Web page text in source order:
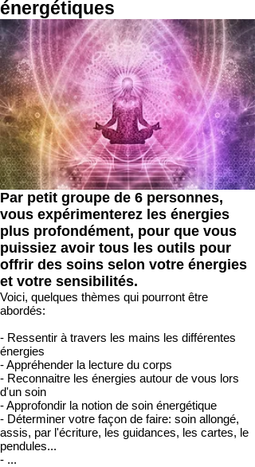
énergétiques
Par petit groupe de 6 personnes,
vous expérimenterez les énergies
plus profondément, pour que vous
puissiez avoir tous les outils pour
offrir des soins selon votre énergies
et votre sensibilités.
Voici, quelques thèmes qui pourront être
abordés:
- Ressentir à travers les mains les différentes
énergies
- Appréhender la lecture du corps
- Reconnaitre les énergies autour de vous lors
d'un soin
- Approfondir la notion de soin énergétique
- Déterminer votre façon de faire: soin allongé,
assis, par l'écriture, les guidances, les cartes, le
pendules...
- ...